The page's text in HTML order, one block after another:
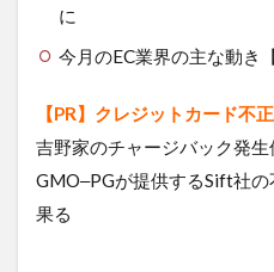
に
今月のEC業界の主な動き
【PR】クレジットカード不
吉野家のチャージバック発
GMO‒PGが提供するSift社
果る